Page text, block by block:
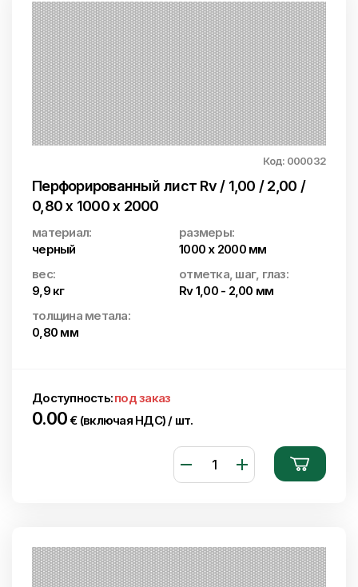
Код: 000032
Перфорированный лист Rv / 1,00 / 2,00 /
0,80 x 1000 x 2000
материал:
черный
размеры:
1000 x 2000 мм
вес:
9,9 кг
отметка, шаг, глаз:
Rv 1,00 - 2,00 мм
толщина метала:
0,80 мм
Доступность:под заказ
0.00€ (включая НДС) / шт.